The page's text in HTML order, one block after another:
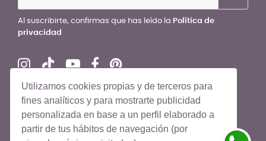
Utilizamos cookies propias y de terceros para
fines analíticos y para mostrarte publicidad
personalizada en base a un perfil elaborado a
partir de tus hábitos de navegación (por
Al suscribirte, confirmas que has leído la Política de
privacidad
© El Recién Nacido 2026. Todos los derechos reservados